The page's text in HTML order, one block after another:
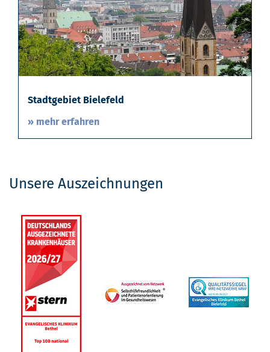
Stadtgebiet Bielefeld
» mehr erfahren
Unsere Auszeichnungen